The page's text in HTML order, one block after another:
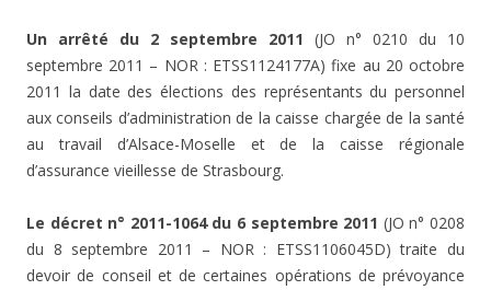
Un arrêté du 2 septembre 2011 (JO n° 0210 du 10
septembre 2011 – NOR : ETSS1124177A) fixe au 20 octobre
2011 la date des élections des représentants du personnel
aux conseils d’administration de la caisse chargée de la santé
au travail d’Alsace-Moselle et de la caisse régionale
d’assurance vieillesse de Strasbourg.
Le décret n° 2011-1064 du 6 septembre 2011 (JO n° 0208
du 8 septembre 2011 – NOR : ETSS1106045D) traite du
devoir de conseil et de certaines opérations de prévoyance